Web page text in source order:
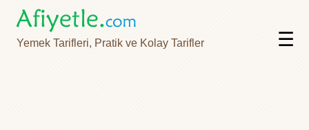
Yemek Tarifleri, Pratik ve Kolay Tarifler ☰